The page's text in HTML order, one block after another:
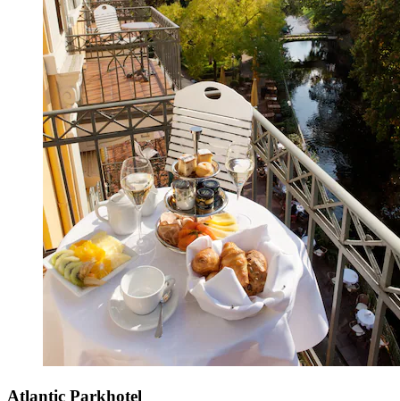
Atlantic Parkhotel